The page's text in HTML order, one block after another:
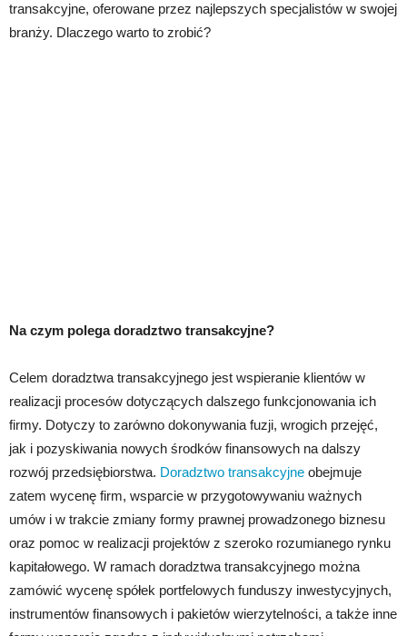
transakcyjne, oferowane przez najlepszych specjalistów w swojej
branży. Dlaczego warto to zrobić?
Na czym polega doradztwo transakcyjne?
Celem doradztwa transakcyjnego jest wspieranie klientów w
realizacji procesów dotyczących dalszego funkcjonowania ich
firmy. Dotyczy to zarówno dokonywania fuzji, wrogich przejęć,
jak i pozyskiwania nowych środków finansowych na dalszy
rozwój przedsiębiorstwa. Doradztwo transakcyjne obejmuje
zatem wycenę firm, wsparcie w przygotowywaniu ważnych
umów i w trakcie zmiany formy prawnej prowadzonego biznesu
oraz pomoc w realizacji projektów z szeroko rozumianego rynku
kapitałowego. W ramach doradztwa transakcyjnego można
zamówić wycenę spółek portfelowych funduszy inwestycyjnych,
instrumentów finansowych i pakietów wierzytelności, a także inne